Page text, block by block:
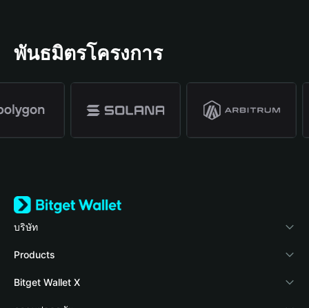
พันธมิตรโครงการ
บริษัท
เกี่ยวกับ Bitget Wallet
Blog
Products
Crypto Card
Bitget Wallet X